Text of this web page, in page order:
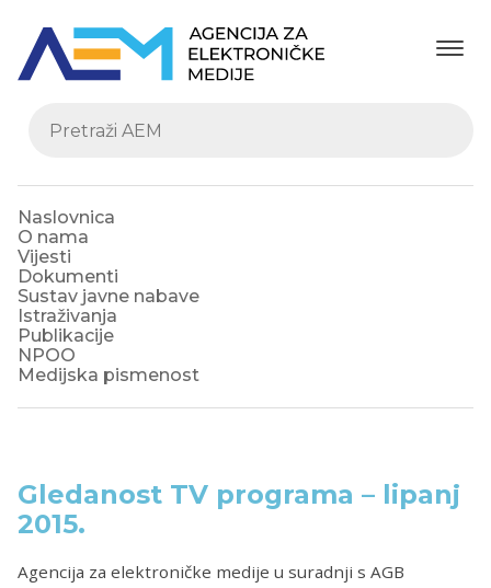
Naslovnica
O nama
Vijesti
Dokumenti
Sustav javne nabave
Istraživanja
Publikacije
NPOO
Medijska pismenost
Gledanost TV programa – lipanj
2015.
Agencija za elektroničke medije u suradnji s AGB